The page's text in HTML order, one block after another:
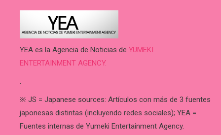
YEA es la Agencia de Noticias de YUMEKI
ENTERTAINMENT AGENCY.
.
※ JS = Japanese sources: Artículos con más de 3 fuentes
japonesas distintas (incluyendo redes sociales); YEA =
Fuentes internas de Yumeki Entertainment Agency.